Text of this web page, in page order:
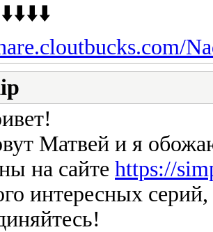
Матвей и я
на сайте https://
интересных